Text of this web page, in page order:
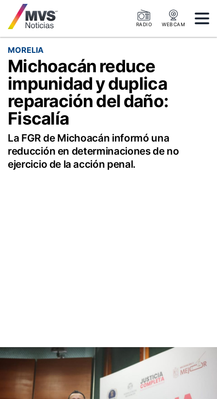
RADIO WEBCAM
MORELIA
Michoacán reduce
impunidad y duplica
reparación del daño:
Fiscalía
La FGR de Michoacán informó una
reducción en determinaciones de no
ejercicio de la acción penal.